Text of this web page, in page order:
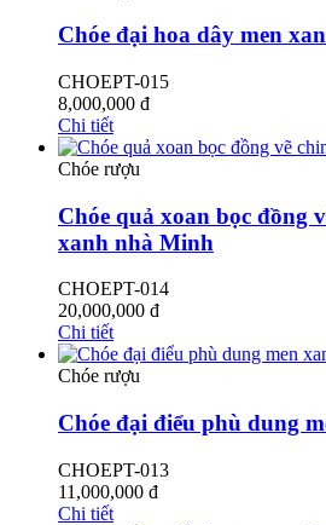
Chóe đại hoa dây men
CHOEPT-015
8,000,000 đ
Chi tiết
Chóe rượu
Chóe quả xoan bọc đồng
xanh nhà Minh
CHOEPT-014
20,000,000 đ
Chi tiết
Chóe rượu
Chóe đại điểu phù dung
CHOEPT-013
11,000,000 đ
Chi tiết